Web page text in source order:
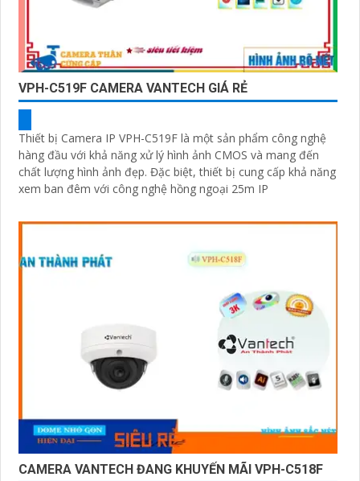
VPH-C519F CAMERA VANTECH GIÁ RẺ
Thiết bị Camera IP VPH-C519F là một sản phẩm công nghệ
hàng đầu với khả năng xử lý hình ảnh CMOS và mang đến
chất lượng hình ảnh đẹp. Đặc biệt, thiết bị cung cấp khả năng
xem ban đêm với công nghệ hồng ngoại 25m IP
CAMERA VANTECH ĐANG KHUYẾN MÃI VPH-C518F